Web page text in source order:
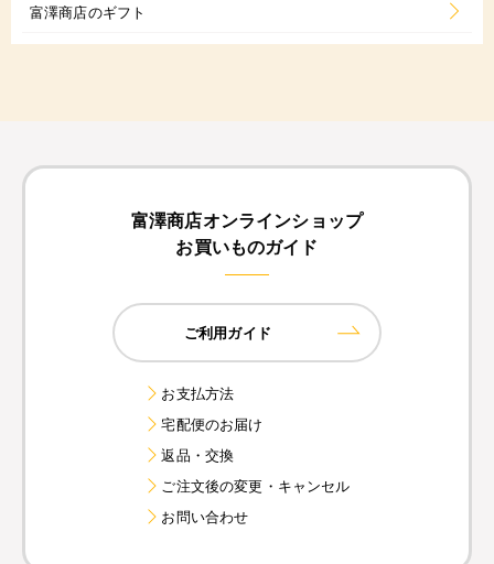
富澤商店のギフト
富澤商店オンラインショップ
お買いものガイド
ご利用ガイド
お支払方法
宅配便のお届け
返品・交換
ご注文後の変更・キャンセル
お問い合わせ